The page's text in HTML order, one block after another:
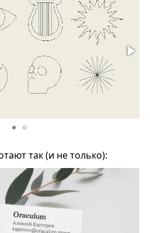
так (и не только):